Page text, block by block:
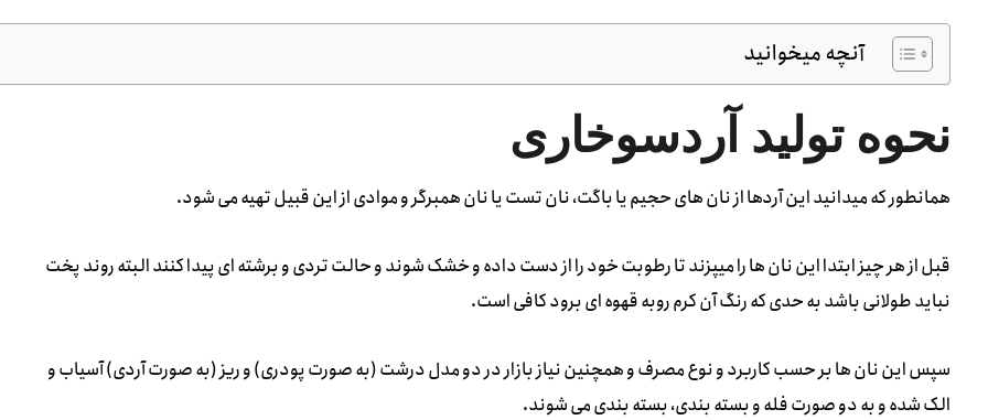
آنچه میخوانید
نحوه تولید آردسوخاری
همانطور که میدانید این آردها از نان های حجیم یا باگت، نان تست یا نان همبرگر و موادی از این قبیل تهیه می شود.
قبل از هر چیز ابتدا این نان ها را میپزند تا رطوبت خود را از دست داده و خشک شوند و حالت تردی و برشته ای پیدا کنند البته روند پخت
نباید طولانی باشد به حدی که رنگ آن کرم روبه قهوه ای برود کافی است.
سپس این نان ها بر حسب کاربرد و نوع مصرف و همچنین نیاز بازار در دو مدل درشت (به صورت پودری) و ریز (به صورت آردی) آسیاب و
الک شده و به دو صورت فله و بسته بندی، بسته بندی می شوند.